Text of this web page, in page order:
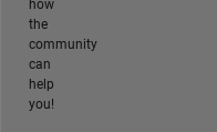
how
the
community
can
help
you!